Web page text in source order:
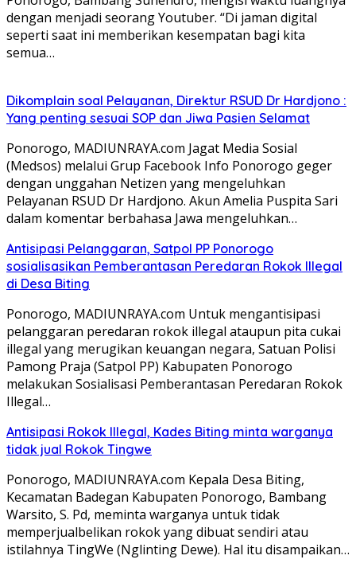
dengan menjadi seorang Youtuber. “Di jaman digital
seperti saat ini memberikan kesempatan bagi kita
semua…
Dikomplain soal Pelayanan, Direktur RSUD Dr Hardjono :
Yang penting sesuai SOP dan Jiwa Pasien Selamat
Ponorogo, MADIUNRAYA.com Jagat Media Sosial
(Medsos) melalui Grup Facebook Info Ponorogo geger
dengan unggahan Netizen yang mengeluhkan
Pelayanan RSUD Dr Hardjono. Akun Amelia Puspita Sari
dalam komentar berbahasa Jawa mengeluhkan…
Antisipasi Pelanggaran, Satpol PP Ponorogo
sosialisasikan Pemberantasan Peredaran Rokok Illegal
di Desa Biting
Ponorogo, MADIUNRAYA.com Untuk mengantisipasi
pelanggaran peredaran rokok illegal ataupun pita cukai
illegal yang merugikan keuangan negara, Satuan Polisi
Pamong Praja (Satpol PP) Kabupaten Ponorogo
melakukan Sosialisasi Pemberantasan Peredaran Rokok
Illegal…
Antisipasi Rokok Illegal, Kades Biting minta warganya
tidak jual Rokok Tingwe
Ponorogo, MADIUNRAYA.com Kepala Desa Biting,
Kecamatan Badegan Kabupaten Ponorogo, Bambang
Warsito, S. Pd, meminta warganya untuk tidak
memperjualbelikan rokok yang dibuat sendiri atau
istilahnya TingWe (Nglinting Dewe). Hal itu disampaikan…